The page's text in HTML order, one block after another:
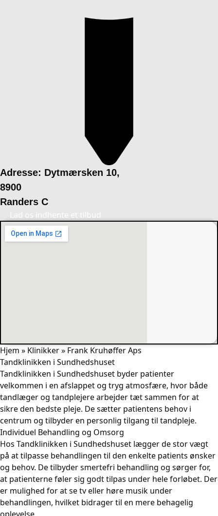
Adresse: Dytmærsken 10,
8900
Randers C
Lad os indhente et tilbud
Hjem » Klinikker» Frank Kruhøffer Aps
Tandklinikken i Sundhedshuset
Tandklinikken i Sundhedshuset byder patienter
velkommen i en afslappet og tryg atmosfære, hvor både
tandlæger og tandplejere arbejder tæt sammen for at
sikre den bedste pleje. De sætter patientens behov i
centrum og tilbyder en personlig tilgang til tandpleje.
Individuel Behandling og Omsorg
Hos Tandklinikken i Sundhedshuset lægger de stor vægt
på at tilpasse behandlingen til den enkelte patients ønsker
og behov. De tilbyder smertefri behandling og sørger for,
at patienterne føler sig godt tilpas under hele forløbet. Der
er mulighed for at se tv eller høre musik under
behandlingen, hvilket bidrager til en mere behagelig